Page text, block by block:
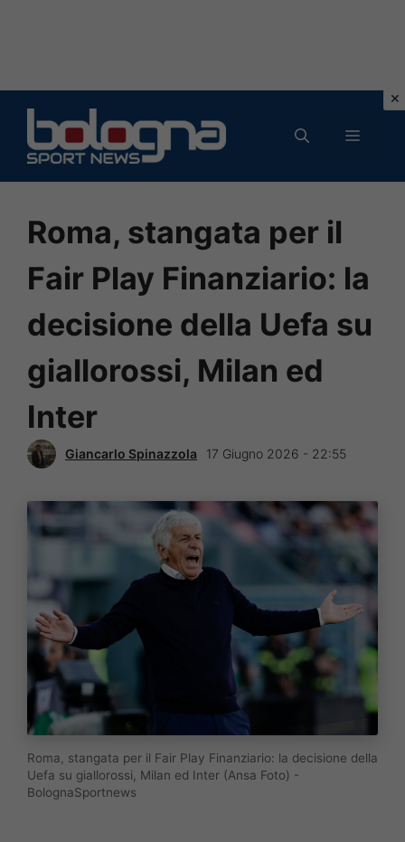
contenuto
MENU
Roma, stangata per il
Fair Play Finanziario: la
decisione della Uefa su
giallorossi, Milan ed
Inter
Giancarlo Spinazzola 17 Giugno 2026 - 22:55
Roma, stangata per il Fair Play Finanziario: la decisione della
Uefa su giallorossi, Milan ed Inter (Ansa Foto) -
BolognaSportnews